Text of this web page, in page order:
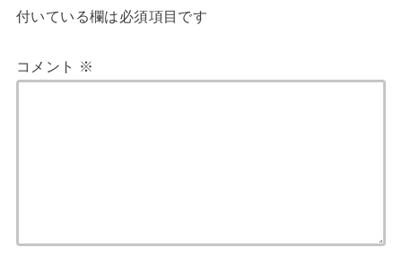
付いている欄は必須項目です
コメント ※